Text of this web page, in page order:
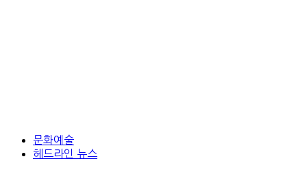
문화예술
헤드라인 뉴스